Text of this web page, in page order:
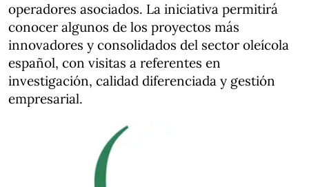
operadores asociados. La iniciativa permitirá
conocer algunos de los proyectos más
innovadores y consolidados del sector oleícola
español, con visitas a referentes en
investigación, calidad diferenciada y gestión
empresarial.